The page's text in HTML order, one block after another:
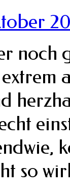
noch
so